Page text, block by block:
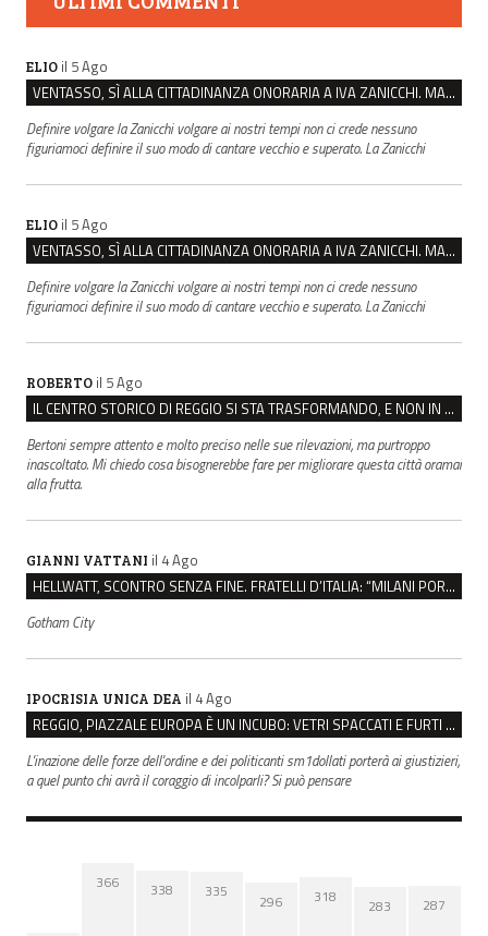
ELIO il 5 Ago
VENTASSO, SÌ ALLA CITTADINANZA ONORARIA A IVA ZANICCHI. MA BARGIACCHI: “È DI PESSIMO GUSTO”
Definire volgare la Zanicchi volgare ai nostri tempi non ci crede nessuno
figuriamoci definire il suo modo di cantare vecchio e superato. La Zanicchi
ELIO il 5 Ago
VENTASSO, SÌ ALLA CITTADINANZA ONORARIA A IVA ZANICCHI. MA BARGIACCHI: “È DI PESSIMO GUSTO”
Definire volgare la Zanicchi volgare ai nostri tempi non ci crede nessuno
figuriamoci definire il suo modo di cantare vecchio e superato. La Zanicchi
ROBERTO il 5 Ago
IL CENTRO STORICO DI REGGIO SI STA TRASFORMANDO, E NON IN MEGLIO
Bertoni sempre attento e molto preciso nelle sue rilevazioni, ma purtroppo
inascoltato. Mi chiedo cosa bisognerebbe fare per migliorare questa città oramai
alla frutta.
GIANNI VATTANI il 4 Ago
HELLWATT, SCONTRO SENZA FINE. FRATELLI D’ITALIA: “MILANI PORTA DOCUMENTI, DE FRANCO INSULTI”
Gotham City
IPOCRISIA UNICA DEA il 4 Ago
REGGIO, PIAZZALE EUROPA È UN INCUBO: VETRI SPACCATI E FURTI SULLE AUTO IN SOSTA
L'inazione delle forze dell'ordine e dei politicanti sm1dollati porterà ai giustizieri,
a quel punto chi avrà il coraggio di incolparli? Si può pensare
366 338 335
296 318 283 287